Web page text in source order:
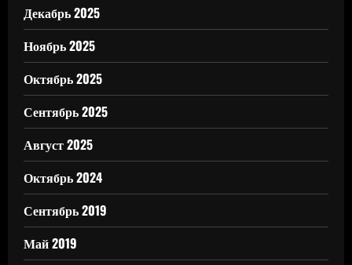
Декабрь 2025
Ноябрь 2025
Октябрь 2025
Сентябрь 2025
Август 2025
Октябрь 2024
Сентябрь 2019
Май 2019